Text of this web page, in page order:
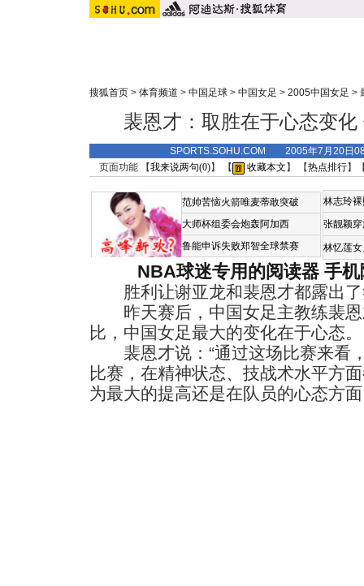
搜狐首页 > 体育频道 > 中国足球 > 中国女足 > 2005中国女足 >
裴恩才：取胜在于心态变
SPORTS.SOHU.COM 2005年7月20日
页面功能 【我来说两句(0)】 【 收藏本文 】 【热点排行】
范帅苦恼火箭唯麦蒂敢突破
大师杯组委会炮轰阿加西
鲁能申诉失败郑智全球禁赛
林志玲
张靓颖
林忆莲
NBA球迷专用的阅读器 手
胜利让谢亚龙和裴恩才都露出了
昨天赛后，中国女足主教练裴恩
比，中国女足最大的变化在于心态。
裴恩才说：“通过这场比赛来看
比赛，在精神状态、技战术水平方
为最大的提高还是在队员的心态方